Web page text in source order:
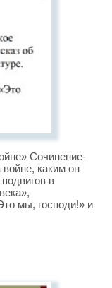
Сочинение-
войне, каким он
в
мы, господи!» и